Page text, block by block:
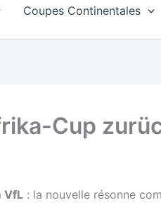
Coupes Continentales
Cup
VfL : la nouvelle résonne